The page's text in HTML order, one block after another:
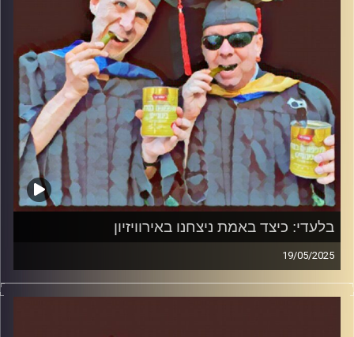
בלעדי: כיצד באמת ניצחנו באירוויזיון
19/05/2025
המערכת הפוליטית על ספת הפסיכולוג, עם פרופסור בועז בן-
דוד ופרופסור גלעד הירשברגר